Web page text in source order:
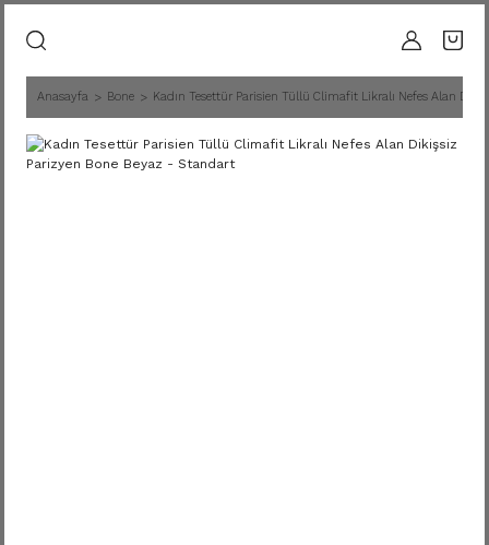
Anasayfa Bone Kadın Tesettür Parisien Tüllü Climafit Likralı Nefes Alan